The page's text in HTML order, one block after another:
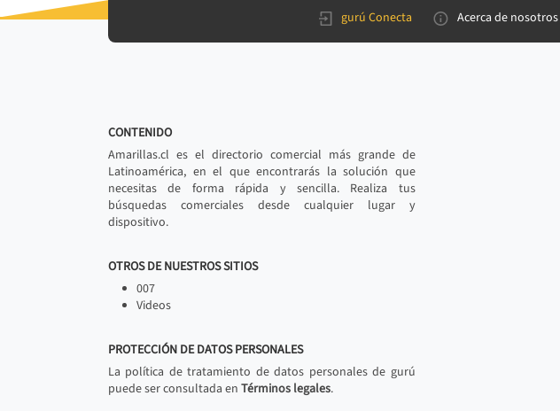
gurú Conecta Acerca de nosotros
CONTENIDO
Amarillas.cl es el directorio comercial más grande de
Latinoamérica, en el que encontrarás la solución que
necesitas de forma rápida y sencilla. Realiza tus
búsquedas comerciales desde cualquier lugar y
dispositivo.
OTROS DE NUESTROS SITIOS
007
Videos
PROTECCIÓN DE DATOS PERSONALES
La política de tratamiento de datos personales de gurú
puede ser consultada en Términos legales.